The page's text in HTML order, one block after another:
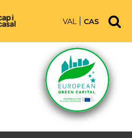
VAL CAS